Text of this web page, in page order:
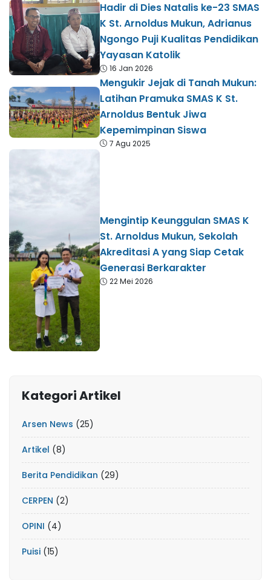
Hadir di Dies Natalis ke-23 SMAS
K St. Arnoldus Mukun, Adrianus
Ngongo Puji Kualitas Pendidikan
Yayasan Katolik
16 Jan 2026
Mengukir Jejak di Tanah Mukun:
Latihan Pramuka SMAS K St.
Arnoldus Bentuk Jiwa
Kepemimpinan Siswa
7 Agu 2025
Mengintip Keunggulan SMAS K
St. Arnoldus Mukun, Sekolah
Akreditasi A yang Siap Cetak
Generasi Berkarakter
22 Mei 2026
Kategori Artikel
Arsen News (25)
Artikel (8)
Berita Pendidikan (29)
CERPEN (2)
OPINI (4)
Puisi (15)